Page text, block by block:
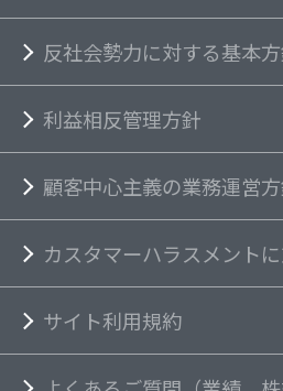
反社会勢力に対する基本
利益相反管理方針
顧客中心主義の業務運営
カスタマーハラスメント
サイト利用規約